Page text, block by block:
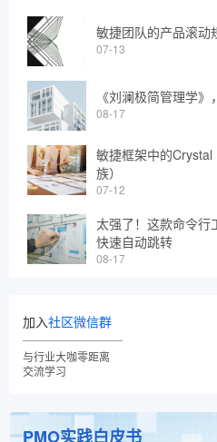
敏捷团队的产品滚动
07-13
《刘澜极简管理学
08-17
敏捷框架中的
族）
07-12
太强了！这款命令行
快速自动跳转
08-17
加入社区微信群
与行业大咖零距离
交流学习
PMO实践白皮书